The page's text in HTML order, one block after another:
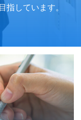
指しています。